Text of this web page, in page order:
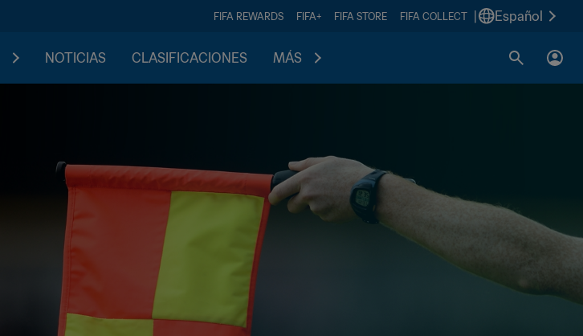
FIFA REWARDS FIFA+ FIFA STORE FIFA COLLECT Español
NOTICIAS CLASIFICACIONES MÁS